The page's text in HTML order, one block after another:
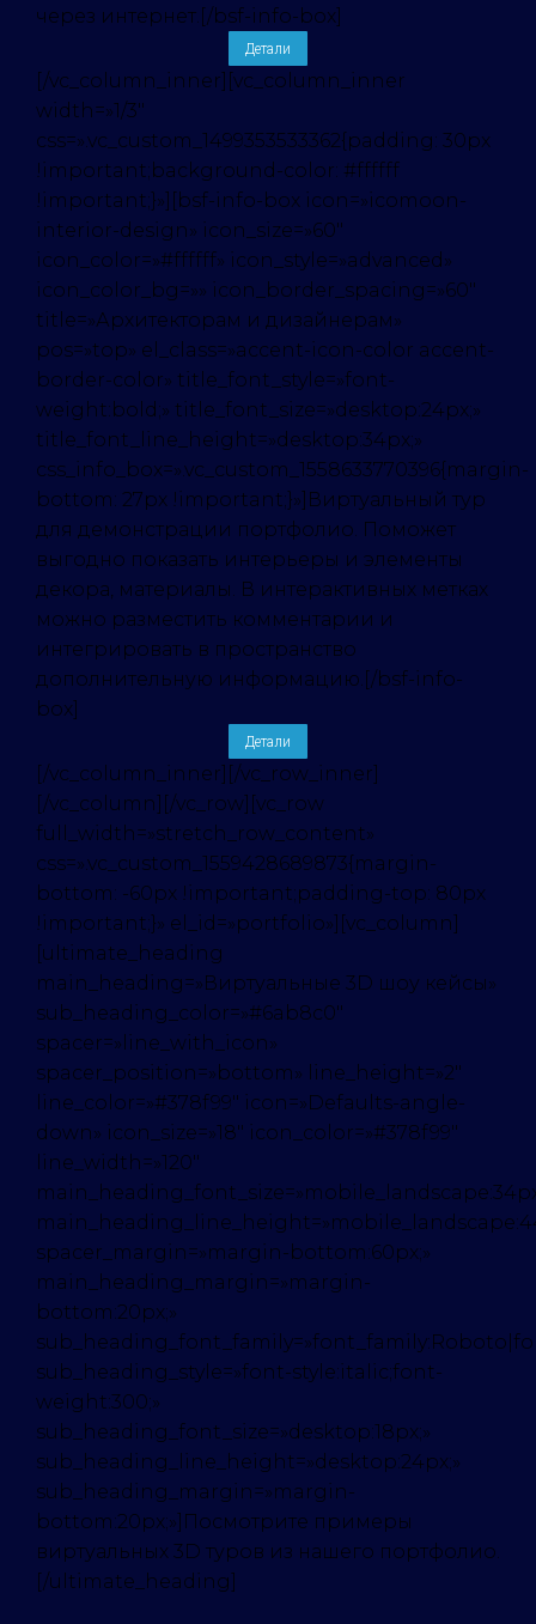
через интернет.[/bsf-info-box]
Детали
[/vc_column_inner][vc_column_inner
width=»1/3″
css=».vc_custom_1499353533362{padding: 30px
!important;background-color: #ffffff
!important;}»][bsf-info-box icon=»icomoon-
interior-design» icon_size=»60″
icon_color=»#ffffff» icon_style=»advanced»
icon_color_bg=»» icon_border_spacing=»60″
title=»Архитекторам и дизайнерам»
pos=»top» el_class=»accent-icon-color accent-
border-color» title_font_style=»font-
weight:bold;» title_font_size=»desktop:24px;»
title_font_line_height=»desktop:34px;»
css_info_box=».vc_custom_1558633770396{margin-
bottom: 27px !important;}»]Виртуальный тур
для демонстрации портфолио. Поможет
выгодно показать интерьеры и элементы
декора, материалы. В интерактивных метках
можно разместить комментарии и
интегрировать в пространство
дополнительную информацию.[/bsf-info-
box]
Детали
[/vc_column_inner][/vc_row_inner]
[/vc_column][/vc_row][vc_row
full_width=»stretch_row_content»
css=».vc_custom_1559428689873{margin-
bottom: -60px !important;padding-top: 80px
!important;}» el_id=»portfolio»][vc_column]
[ultimate_heading
main_heading=»Виртуальные 3D шоу кейсы»
sub_heading_color=»#6ab8c0″
spacer=»line_with_icon»
spacer_position=»bottom» line_height=»2″
line_color=»#378f99″ icon=»Defaults-angle-
down» icon_size=»18″ icon_color=»#378f99″
line_width=»120″
spacer_margin=»margin-bottom:60px;»
main_heading_margin=»margin-
bottom:20px;»
sub_heading_style=»font-style:italic;font-
weight:300;»
sub_heading_font_size=»desktop:18px;»
sub_heading_line_height=»desktop:24px;»
sub_heading_margin=»margin-
bottom:20px;»]Посмотрите примеры
виртуальных 3D туров из нашего портфолио.
[/ultimate_heading]